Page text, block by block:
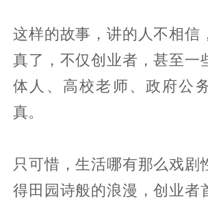
这样的故事，讲的人不相信
真了，不仅创业者，甚至一
体人、高校老师、政府公
真。
只可惜，生活哪有那么戏剧
得田园诗般的浪漫，创业者